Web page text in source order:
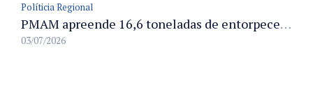
Políticia Regional
PMAM apreende 16,6 toneladas de entorpecentes e registra aumento nas prisões em flagrante e nas capturas de foragidos no primeiro semestre de 2026
03/07/2026